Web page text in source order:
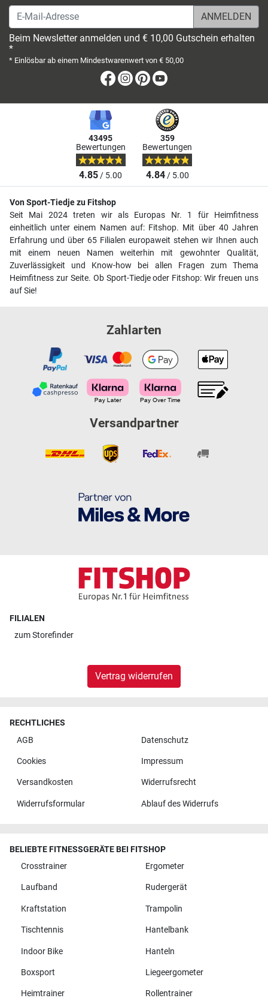
E-Mail-Adresse
Beim Newsletter anmelden und € 10,00 Gutschein erhalten
*
* Einlösbar ab einem Mindestwarenwert von € 50,00
Facebook
Instagram
Pinterest
43495
Bewertungen
4.85/ 5.00
359
Bewertungen
4.84/ 5.00
Von Sport-Tiedje zu Fitshop
Seit Mai 2024 treten wir als Europas Nr. 1 für Heimfitness
einheitlich unter einem Namen auf: Fitshop. Mit über 40 Jahren
Erfahrung und über 65 Filialen europaweit stehen wir Ihnen auch
mit einem neuen Namen weiterhin mit gewohnter Qualität,
Zuverlässigkeit und Know-how bei allen Fragen zum Thema
Heimfitness zur Seite. Ob Sport-Tiedje oder Fitshop: Wir freuen uns
auf Sie!
Zahlarten
Versandpartner
FILIALEN
zumStorefinder
Vertrag widerrufen
RECHTLICHES
AGB
Datenschutz
Cookies Impressum
Versandkosten Widerrufsrecht
Widerrufsformular Ablauf des Widerrufs
BELIEBTE FITNESSGERÄTE BEI FITSHOP
Crosstrainer
Ergometer
Laufband Rudergerät
Kraftstation Trampolin
Tischtennis Hantelbank
Indoor Bike Hanteln
Boxsport Liegeergometer
Heimtrainer Rollentrainer